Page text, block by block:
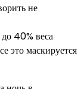
не
40% веса
это маскируется